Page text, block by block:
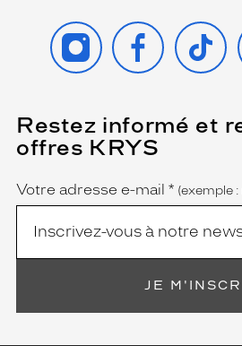
INSTAGRAMFACEBOOK
TIKTOK
Restez informé et
offres KRYS
Name
Votre adresse e-mail *
(Ce
champ
est
obligatoire)
(exemple
JE